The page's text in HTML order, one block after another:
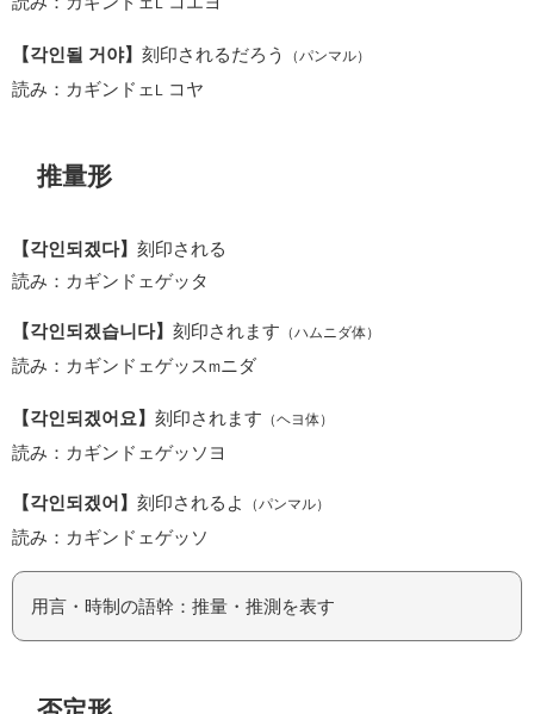
【각인될 거야】 刻印されるだろう （パンマル）
読み：カギンドェ コヤ
推量形
【각인되겠다】 刻印される
読み：カギンドェゲッタ
【각인되겠습니다】 刻印されます （ハムニダ体）
読み：カギンドェゲッス m ニダ
【각인되겠어요】 刻印されます （ヘヨ体）
読み：カギンドェゲッソヨ
【각인되겠어】 刻印されるよ （パンマル）
読み：カギンドェゲッソ
用言・時制の語幹：推量・推測を表す